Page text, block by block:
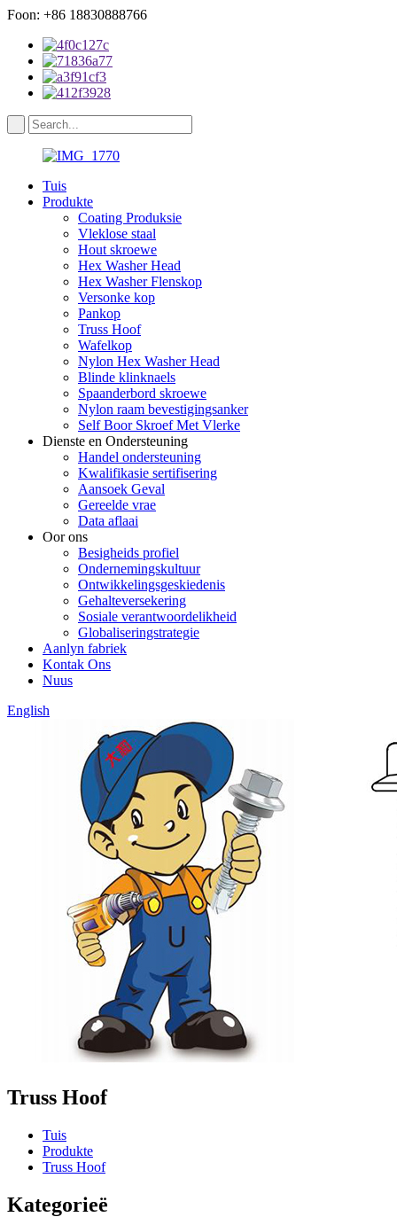
Foon: +86 18830888766
Tuis
Produkte
Coating Produksie
Vleklose staal
Hout skroewe
Hex Washer Head
Hex Washer Flenskop
Versonke kop
Pankop
Truss Hoof
Wafelkop
Nylon Hex Washer Head
Blinde klinknaels
Spaanderbord skroewe
Nylon raam bevestigingsanker
Self Boor Skroef Met Vlerke
Dienste en Ondersteuning
Handel ondersteuning
Kwalifikasie sertifisering
Aansoek Geval
Gereelde vrae
Data aflaai
Oor ons
Besigheids profiel
Ondernemingskultuur
Ontwikkelingsgeskiedenis
Gehalteversekering
Sosiale verantwoordelikheid
Globaliseringstrategie
Aanlyn fabriek
Kontak Ons
Nuus
English
Truss Hoof
Tuis
Produkte
Truss Hoof
Kategorieë